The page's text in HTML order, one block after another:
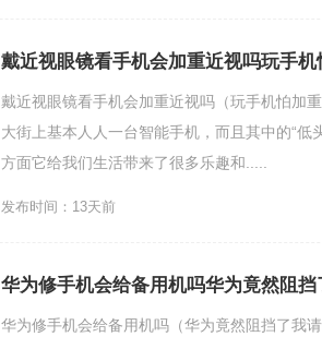
戴近视眼镜看手机会加重近视吗玩手机
戴近视眼镜看手机会加重近视吗（玩手机怕加
大街上基本人人一台智能手机，而且其中的“
方面它给我们生活带来了很多乐趣和.....
发布时间：13天前
华为修手机会给备用机吗华为竟然阻
华为修手机会给备用机吗（华为竟然阻挡了我